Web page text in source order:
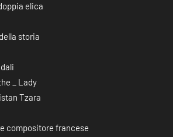
elica
storia
_ Lady
Tzara
compositore francese